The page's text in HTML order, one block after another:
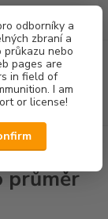
odborníky a
zbraní a
průkazu nebo
pages are
in field of
I am
or license!
Menu
Hledat
za0,00 Kč
1,5mm
průměr